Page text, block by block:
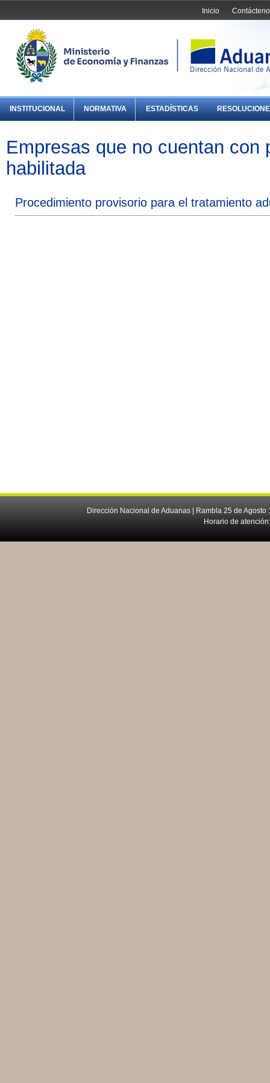
Inicio
INSTITUCIONAL NORMATIVA ESTADÍSTICAS
Empresas que no cuentan con
habilitada
Procedimiento provisorio para el tratamiento
Dirección Nacional de Aduanas | Rambla 25 de
Horario de